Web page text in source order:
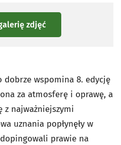
zdjęć
dobrze wspomina 8. edycję
za atmosferę i oprawę, a
z najważniejszymi
uznania popłynęły w
prawie na